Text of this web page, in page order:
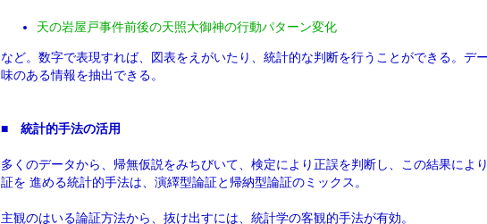
天の岩屋戸事件前後の天照大御神の行動パターン変化
など。数字で表現すれば、図表をえがいたり、統計的な判断を行うことができる。デ
味のある情報を抽出できる。
■ 統計的手法の活用
多くのデータから、帰無仮説をみちびいて、検定により正誤を判断し、この結果によ
証を 進める統計的手法は、演繹型論証と帰納型論証のミックス。
主観のはいる論証方法から、抜け出すには、統計学の客観的手法が有効。